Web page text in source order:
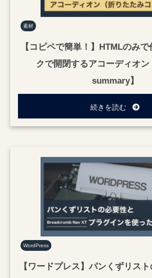
素材
【コピペで簡単！】HTMLのみ
クで開閉するアコーディオ
summary】
続きを読む
WordPress
【ワードプレス】パンくずリス